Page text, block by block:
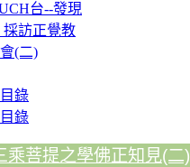
台--發現
採訪正覺教
(二)
錄
錄
乘菩提之學佛正知見(二)